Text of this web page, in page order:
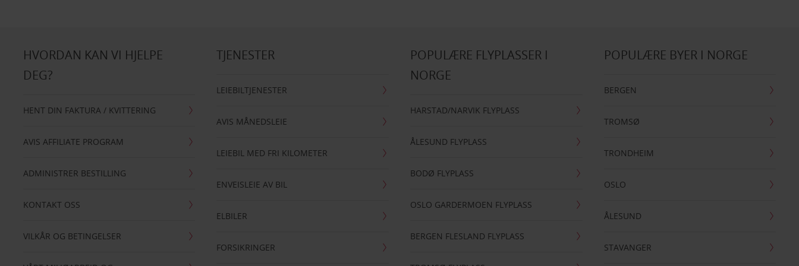
HVORDAN KAN VI HJELPE
DEG?
HENT DIN FAKTURA / KVITTERING
AVIS AFFILIATE PROGRAM
ADMINISTRER BESTILLING
KONTAKT OSS
VILKÅR OG BETINGELSER
TJENESTER
LEIEBILTJENESTER
AVIS MÅNEDSLEIE
LEIEBIL MED FRI KILOMETER
ENVEISLEIE AV BIL
ELBILER
FORSIKRINGER
POPULÆRE FLYPLASSER I
NORGE
HARSTAD/NARVIK FLYPLASS
ÅLESUND FLYPLASS
BODØ FLYPLASS
OSLO GARDERMOEN FLYPLASS
BERGEN FLESLAND FLYPLASS
POPULÆRE BYER I NORGE
BERGEN
TROMSØ
TRONDHEIM
OSLO
ÅLESUND
STAVANGER